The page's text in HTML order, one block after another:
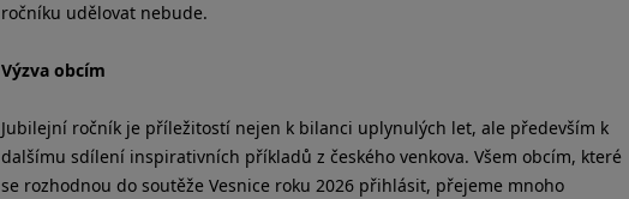
ročníku udělovat nebude.
Výzva obcím
Jubilejní ročník je příležitostí nejen k bilanci uplynulých let, ale především k
dalšímu sdílení inspirativních příkladů z českého venkova. Všem obcím, které
se rozhodnou do soutěže Vesnice roku 2026 přihlásit, přejeme mnoho